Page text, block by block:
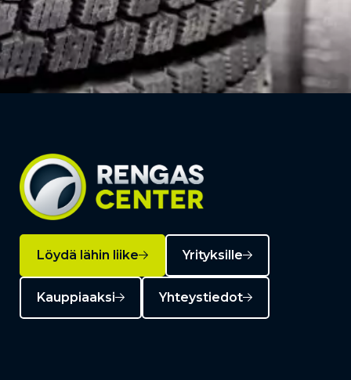
Löydä lähin liike Yrityksille
Kauppiaaksi Yhteystiedot